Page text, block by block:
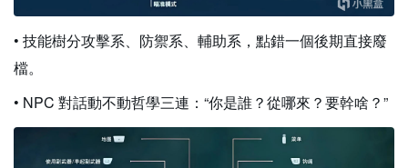
• 技能樹分攻擊系、防禦系、輔助系，點錯一個後期直接廢
檔。
• NPC 對話動不動哲學三連：“你是誰？從哪來？要幹啥？”